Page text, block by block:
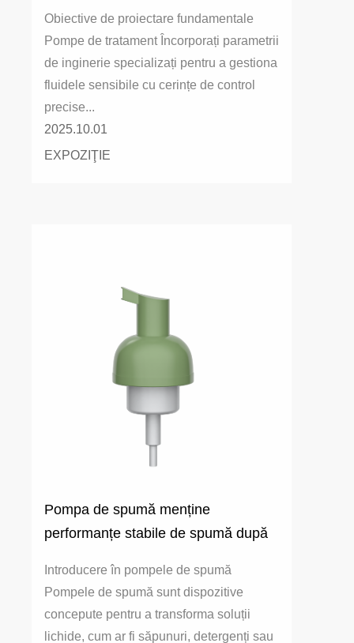
Obiective de proiectare fundamentale
Pompe de tratament Încorporați parametrii
de inginerie specializați pentru a gestiona
fluidele sensibile cu cerințe de control
precise...
2025.10.01
EXPOZIŢIE
Pompa de spumă menține
performanțe stabile de spumă după
Introducere în pompele de spumă
Pompele de spumă sunt dispozitive
concepute pentru a transforma soluții
lichide, cum ar fi săpunuri, detergenți sau